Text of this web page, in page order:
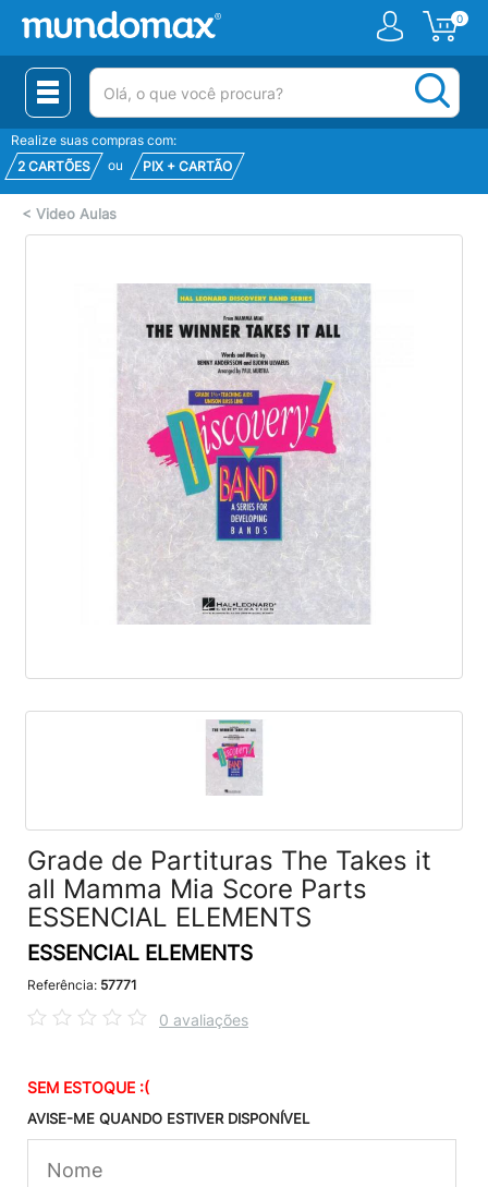
0
(pesquisar)
Realize suas compras com:
2 CARTÕES
ou PIX + CARTÃO
< Video Aulas
Grade de Partituras The Takes it
all Mamma Mia Score Parts
ESSENCIAL ELEMENTS
ESSENCIAL ELEMENTS
Referência: 57771
0 avaliações
SEM ESTOQUE :(
AVISE-ME QUANDO ESTIVER DISPONÍVEL